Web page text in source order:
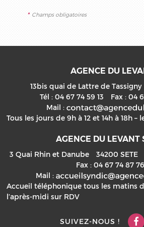
* Champs obligatoires
AGENCE DU
13bis quai de Lattre de Tassigny
Tél : 04 67 74 59 13 Fax : 04
Mail :
Tous les jours de 9h à 12 et 14h à 18h –
AGENCE DU
3 Quai Rhin et Danube 34200 SETE
Fax : 04 67 74 87 76
Mail :
Accueil téléphonique tous les matins
l’après-midi sur RDV
SUIVEZ-NOUS !